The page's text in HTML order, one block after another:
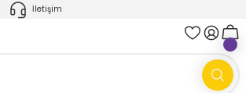
İletişim
Geri Dön
Geri Dön